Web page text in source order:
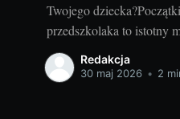
Twojego
przedszkolaka to istotny
Chodzi o to, aby wybrać
klub malucha. My, jako
Redakcja
30 maj 2026 • 2